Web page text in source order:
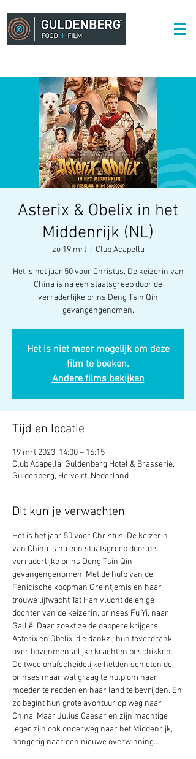
Asterix & Obelix in het
Middenrijk (NL)
zo 19 mrt
  |
Club Acapella
Het is het jaar 50 voor Christus. De keizerin van
China is na een staatsgreep door de
verraderlijke prins Deng Tsin Qin
gevangengenomen.
Het is niet meer mogelijk om deze
film te boeken.
Andere films bekijken
Tijd en locatie
19 mrt 2023, 14:00 – 16:15
Club Acapella, Guldenberg Hotel & Brasserie,
Guldenberg, Helvoirt, Nederland
Dit kun je verwachten
Het is het jaar 50 voor Christus. De keizerin
van China is na een staatsgreep door de
verraderlijke prins Deng Tsin Qin
gevangengenomen. Met de hulp van de
Fenicische koopman Greintjemis en haar
trouwe lijfwacht Tat Han vlucht de enige
dochter van de keizerin, prinses Fu Yi, naar
Gallië. Daar zoekt ze de dappere krijgers
Asterix en Obelix, die dankzij hun toverdrank
over bovenmenselijke krachten beschikken.
De twee onafscheidelijke helden schieten de
prinses maar wat graag te hulp om haar
moeder te redden en haar land te bevrijden. En
zo begint hun grote avontuur op weg naar
China. Maar Julius Caesar en zijn machtige
leger zijn ook onderweg naar het Middenrijk,
hongerig naar een nieuwe overwinning...